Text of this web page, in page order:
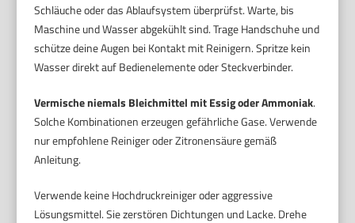
Schläuche oder das Ablaufsystem überprüfst. Warte, bis
Maschine und Wasser abgekühlt sind. Trage Handschuhe und
schütze deine Augen bei Kontakt mit Reinigern. Spritze kein
Wasser direkt auf Bedienelemente oder Steckverbinder.
Vermische niemals Bleichmittel mit Essig oder Ammoniak.
Solche Kombinationen erzeugen gefährliche Gase. Verwende
nur empfohlene Reiniger oder Zitronensäure gemäß
Anleitung.
Verwende keine Hochdruckreiniger oder aggressive
Lösungsmittel. Sie zerstören Dichtungen und Lacke. Drehe